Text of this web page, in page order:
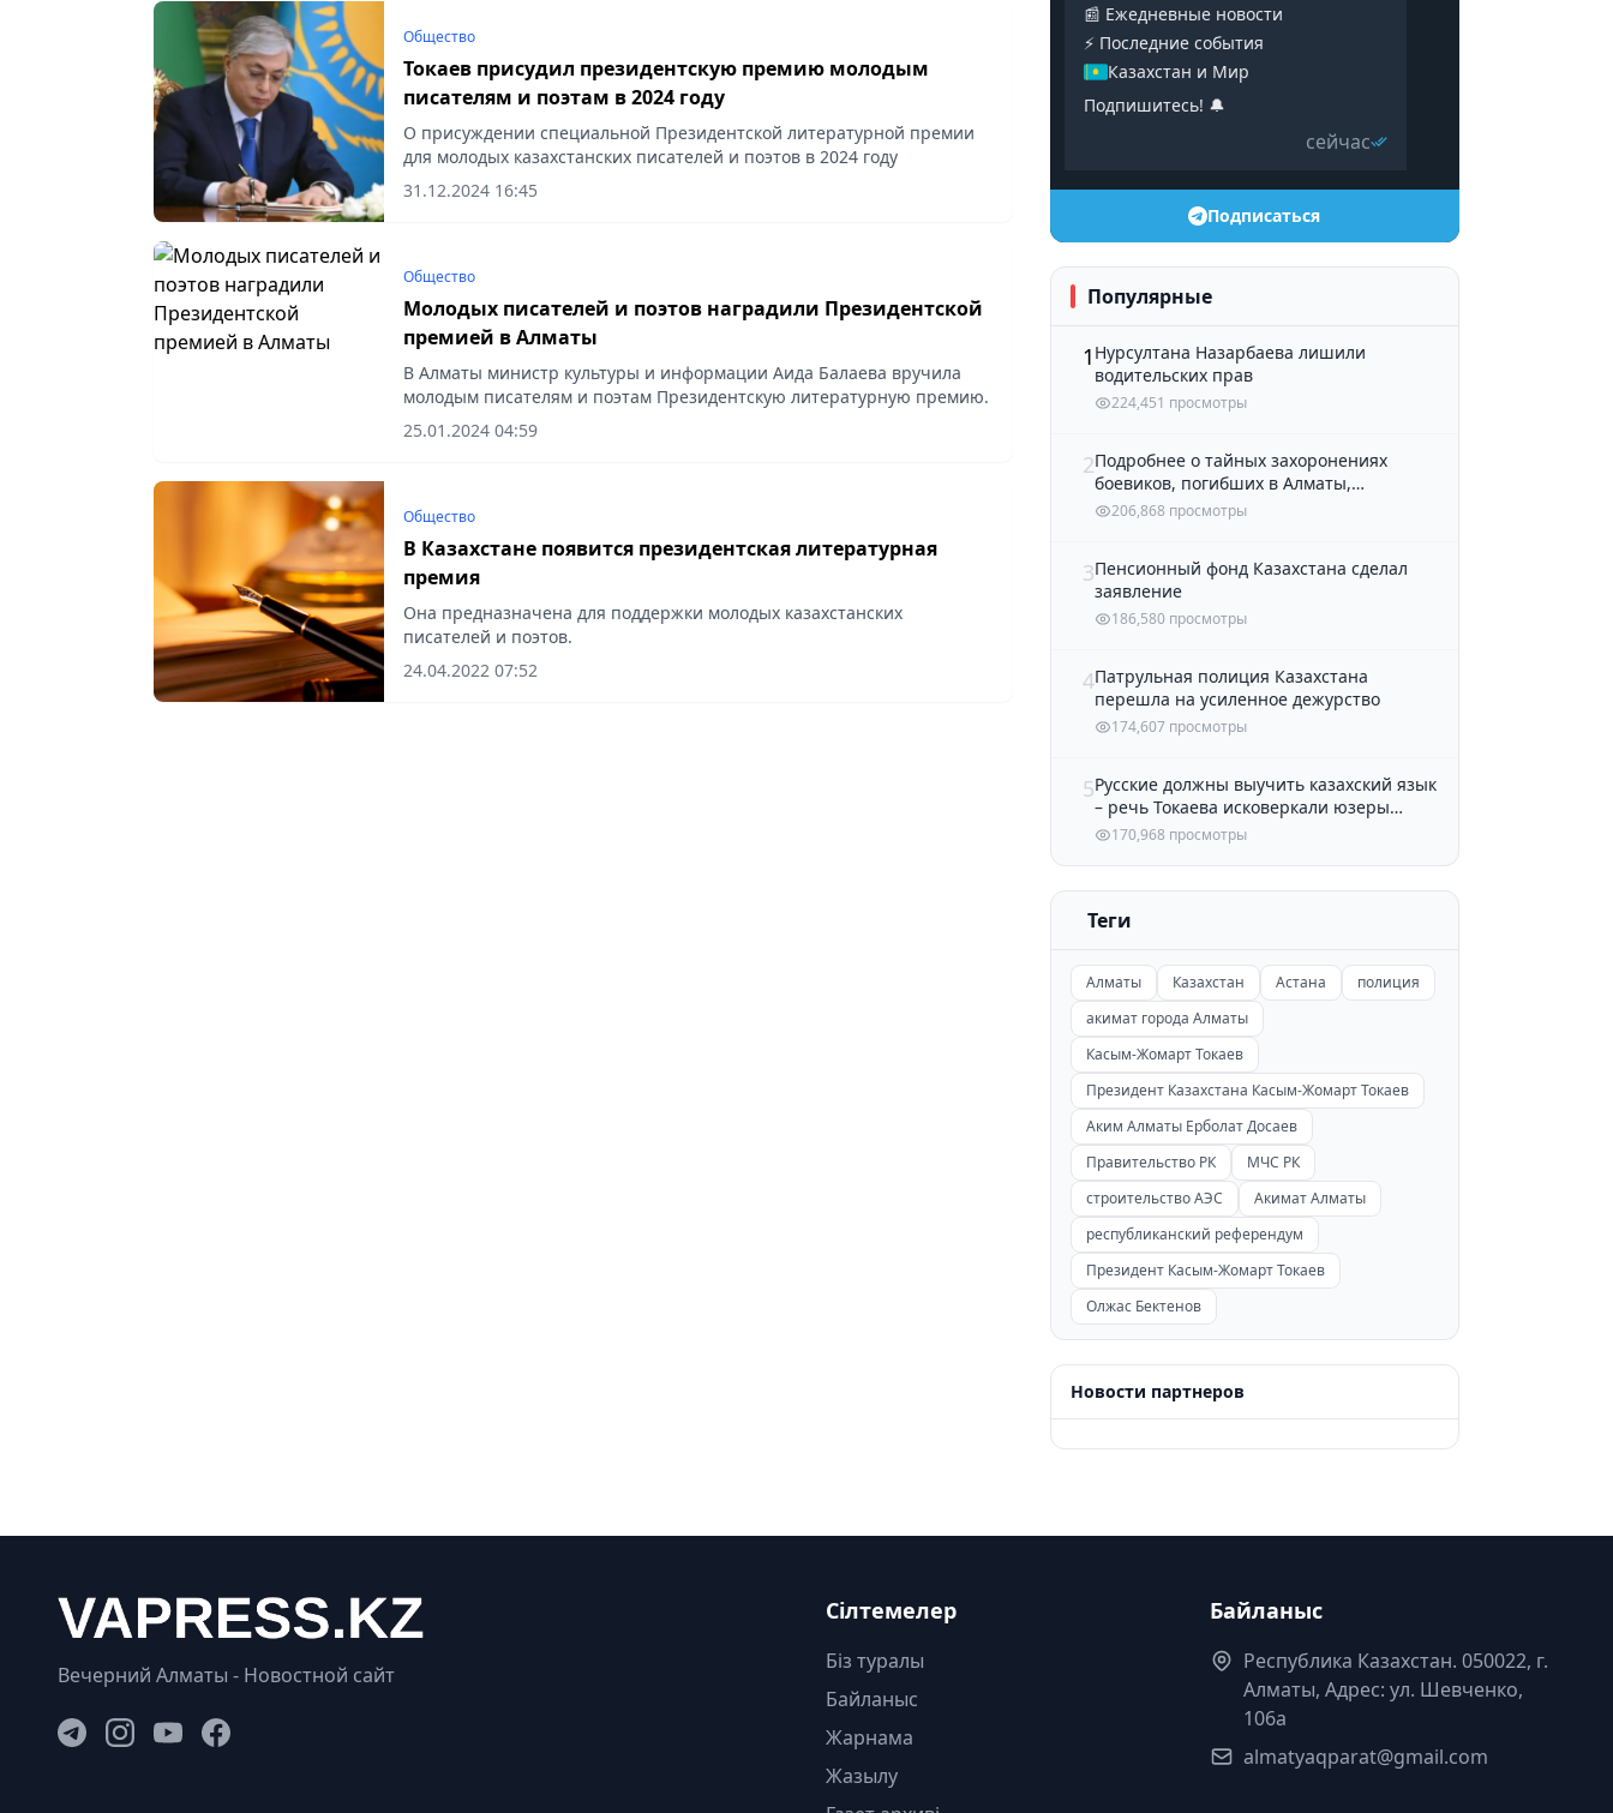
Общество
Токаев присудил президентскую премию молодым
писателям и поэтам в 2024 году
О присуждении специальной Президентской литературной премии
для молодых казахстанских писателей и поэтов в 2024 году
31.12.2024 16:45
Общество
Молодых писателей и поэтов наградили Президентской
премией в Алматы
В Алматы министр культуры и информации Аида Балаева вручила
молодым писателям и поэтам Президентскую литературную премию.
25.01.2024 04:59
Общество
В Казахстане появится президентская литературная
премия
Она предназначена для поддержки молодых казахстанских
писателей и поэтов.
24.04.2022 07:52
📰 Ежедневные новости
⚡️ Последние события
Казахстан и Мир
Подпишитесь! 🔔
сейчас
Подписаться
Популярные
1 Нурсултана Назарбаева лишили
водительских прав
224,451 просмотры
2Подробнее о тайных захоронениях
боевиков, погибших в Алматы,
рассказали в полиции
206,868 просмотры
3Пенсионный фонд Казахстана сделал
заявление
186,580 просмотры
4Патрульная полиция Казахстана
перешла на усиленное дежурство
174,607 просмотры
5Русские должны выучить казахский язык
– речь Токаева исковеркали юзеры
Казнета
170,968 просмотры
Теги
Алматы Казахстан Астана
полиция
акимат города Алматы
Касым-Жомарт Токаев
Президент Казахстана Касым-Жомарт Токаев
Аким Алматы Ерболат Досаев
Правительство РК
МЧС РК
строительство АЭС
Акимат Алматы
республиканский референдум
Президент Касым-Жомарт Токаев
Олжас Бектенов
Новости партнеров
Вечерний Алматы - Новостной сайт
Сілтемелер
Біз туралы
Байланыс
Жарнама
Жазылу
Байланыс
Республика Казахстан. 050022, г.
Алматы, Адрес: ул. Шевченко,
106а
almatyaqparat@gmail.com